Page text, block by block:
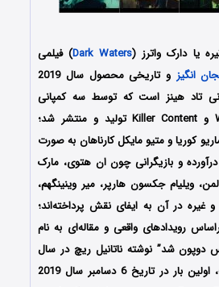
یا دارک واترز (Dark Waters) فیلمی
انگیز
و تاریخی محصول سال 2019
تاد هینز است که توسط سه کمپانی
Participant و Willi Hill و Killer Content تولید و منتشر شد؛
کوریا و متیو مایکل کارناهان به صورت
و بازیگرانی چون ان هتوی، مارک
ویلیام جکسون هارپر، میر وینینگهم،
غیره در آن به ایفای نقش پرداخته‌اند؛
رویدادهای واقعی و مقاله‌ای به نام
دوپون شد” نوشته ناتانیل ریچ در سال
2016 ساخته شده است، اولین بار در تاریخ 6 دسامبر سال 2019